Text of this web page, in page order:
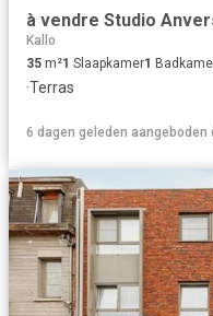
à vendre Studio
Kallo
35 m²1 Slaapkamer1
·Terras
6 dagen geleden aangeboden